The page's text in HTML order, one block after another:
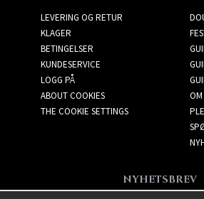
LEVERING OG RETUR
KLAGER
BETINGELSER
KUNDESERVICE
LOGG PÅ
ABOUT COOKIES
THE COOKIE SETTINGS
NYHETSBREV